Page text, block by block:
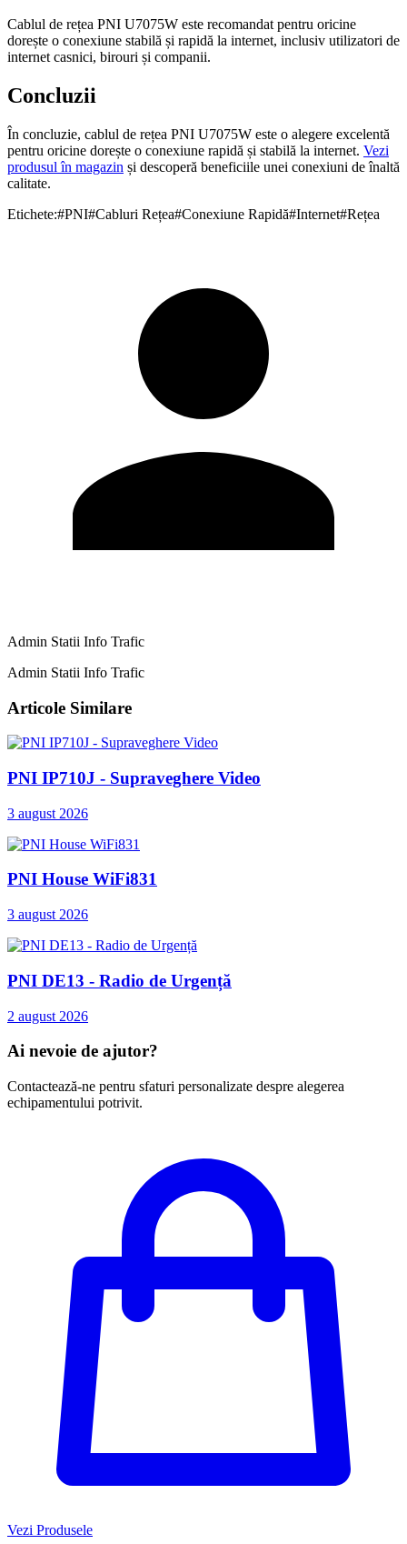
Cablul de rețea PNI U7075W este recomandat pentru oricine
dorește o conexiune stabilă și rapidă la internet, inclusiv utilizatori de
internet casnici, birouri și companii.
Concluzii
În concluzie, cablul de rețea PNI U7075W este o alegere excelentă
pentru oricine dorește o conexiune rapidă și stabilă la internet. Vezi
produsul în magazin și descoperă beneficiile unei conexiuni de înaltă
calitate.
Etichete:#PNI#Cabluri Rețea#Conexiune Rapidă#Internet#Rețea
Admin Statii Info Trafic
Admin Statii Info Trafic
Articole Similare
PNI IP710J - Supraveghere Video
3 august 2026
PNI House WiFi831
3 august 2026
PNI DE13 - Radio de Urgență
2 august 2026
Ai nevoie de ajutor?
Contactează-ne pentru sfaturi personalizate despre alegerea
echipamentului potrivit.
Vezi Produsele